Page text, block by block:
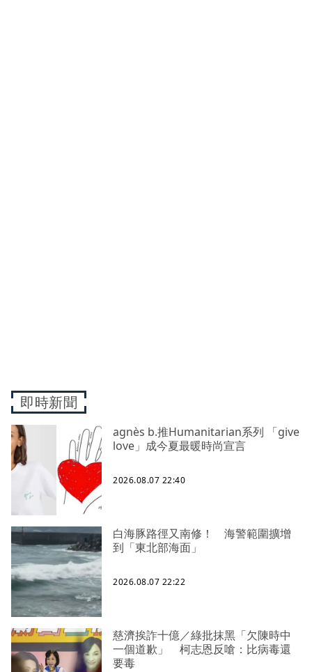
即時新聞
agnès b.推Humanitarian系列 「give
love」成今夏最暖時尚宣言
2026.08.07 22:40
白海豚路徑又南修！ 海警範圍擴增
到「東北部海面」
2026.08.07 22:22
慈濟挨詐十億／綠批抹黑「欠陳時中
一個道歉」 柯志恩反嗆：比病毒還
要毒